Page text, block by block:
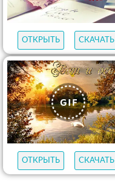
ОТКРЫТЬ СКАЧАТЬ
ОТКРЫТЬ СКАЧАТЬ